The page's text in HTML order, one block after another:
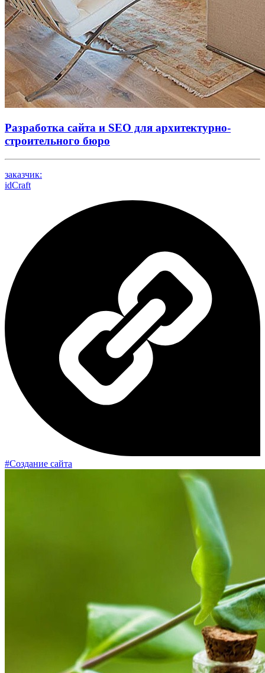
Разработка сайта и SEO для архитектурно-
строительного бюро
заказчик:
idCraft
#Создание сайта